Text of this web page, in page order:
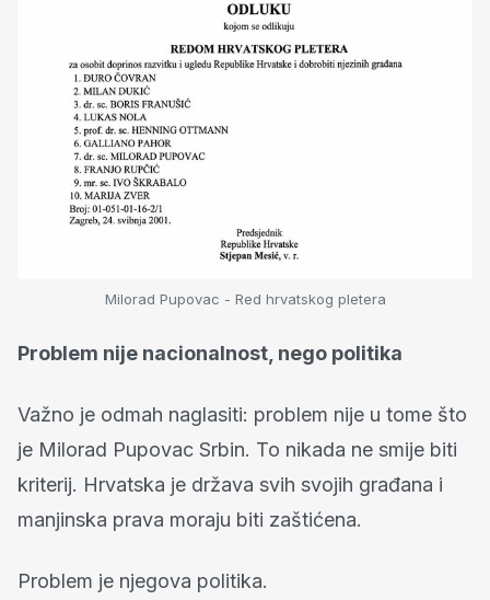
Milorad Pupovac - Red hrvatskog pletera
Problem nije nacionalnost, nego politika
Važno je odmah naglasiti: problem nije u tome što
je Milorad Pupovac Srbin. To nikada ne smije biti
kriterij. Hrvatska je država svih svojih građana i
manjinska prava moraju biti zaštićena.
Problem je njegova politika.